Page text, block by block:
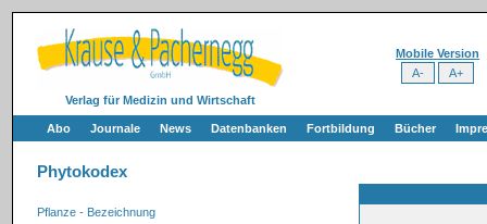
Verlag für Medizin und Wirtschaft
Mobile Version
Abo Journale News Datenbanken Fortbildung Bücher
Phytokodex
Pflanze - Bezeichnung